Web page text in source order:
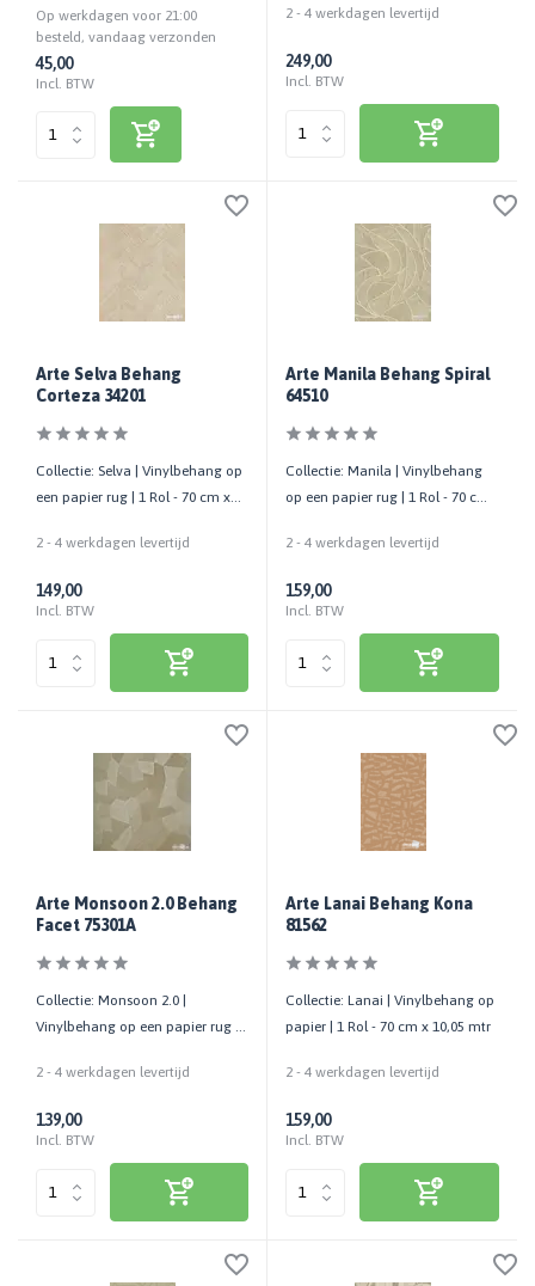
Op werkdagen voor 21:00
besteld, vandaag verzonden
45,00
Incl. BTW
2 - 4 werkdagen levertijd
249,00
Incl. BTW
Arte Selva Behang
Corteza 34201
Collectie: Selva | Vinylbehang op
een papier rug | 1 Rol - 70 cm x
2 - 4 werkdagen levertijd
149,00
Incl. BTW
Arte Manila Behang Spiral
64510
Collectie: Manila | Vinylbehang
op een papier rug | 1 Rol - 70 cm
2 - 4 werkdagen levertijd
159,00
Incl. BTW
Arte Monsoon 2.0 Behang
Facet 75301A
Collectie: Monsoon 2.0 |
Vinylbehang op een papier rug |
2 - 4 werkdagen levertijd
139,00
Incl. BTW
Arte Lanai Behang Kona
81562
Collectie: Lanai | Vinylbehang op
papier | 1 Rol - 70 cm x 10,05 mtr
2 - 4 werkdagen levertijd
159,00
Incl. BTW